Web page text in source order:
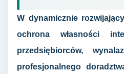
W dynamicznie
ochrona własności
przedsiębiorców,
profesjonalnego